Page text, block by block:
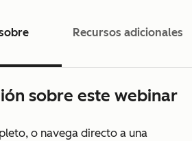
Recursos adicionales
sobre este webinar
o navega directo a una